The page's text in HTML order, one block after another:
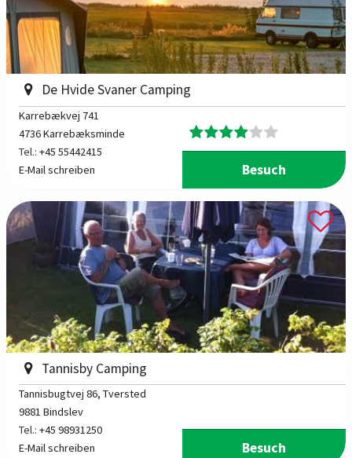
De Hvide Svaner Camping
Karrebækvej 741
4736 Karrebæksminde
Tel.: +45 55442415
E-Mail schreiben
Besuch
Tannisby Camping
Tannisbugtvej 86, Tversted
9881 Bindslev
Tel.: +45 98931250
E-Mail schreiben
Besuch